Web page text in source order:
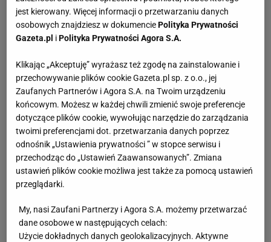
jest kierowany. Więcej informacji o przetwarzaniu danych
osobowych znajdziesz w dokumenciePolityka Prywatności
Gazeta.pl iPolityka Prywatności Agora S.A.
Klikając „Akceptuję” wyrażasz też zgodę na zainstalowanie i
przechowywanie plików cookie Gazeta.pl sp. z o.o., jej
Zaufanych Partnerów i Agora S.A. na Twoim urządzeniu
końcowym. Możesz w każdej chwili zmienić swoje preferencje
dotyczące plików cookie, wywołując narzędzie do zarządzania
twoimi preferencjami dot. przetwarzania danych poprzez
odnośnik „Ustawienia prywatności ” w stopce serwisu i
przechodząc do „Ustawień Zaawansowanych”. Zmiana
ustawień plików cookie możliwa jest także za pomocą ustawień
przeglądarki.
My, nasi Zaufani Partnerzy i Agora S.A. możemy przetwarzać
dane osobowe w następujących celach:
Użycie dokładnych danych geolokalizacyjnych. Aktywne